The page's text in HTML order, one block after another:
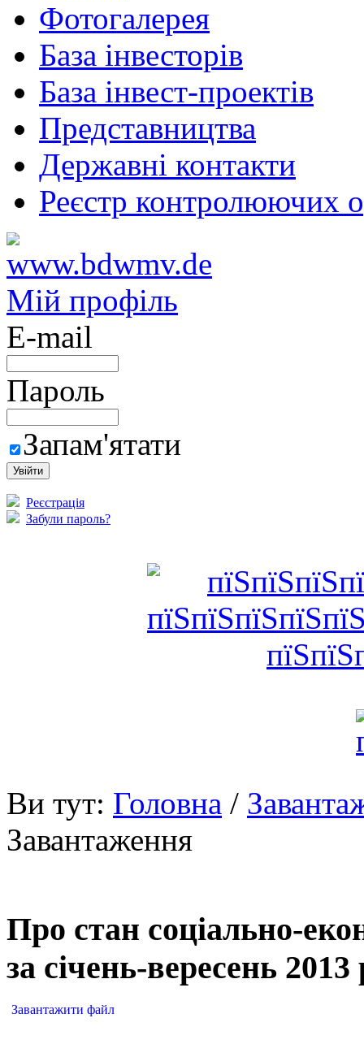
Фотогалерея
База інвесторів
База інвест-проектів
Представництва
Державні контакти
Реєстр контролюючих
Мій профіль
E-mail
Пароль
Запам'ятати
Реєстрація
Забули пароль?
Ви тут: Головна /
Завантаження
Про стан соціально-
за січень-вересень 2013
Завантажити файл